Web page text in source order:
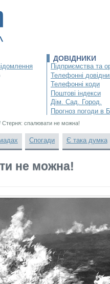
ДОВІДНИКИ
Підприємства та
Телефонні
Телефонні коди
Поштові індекси
Дім. Сад. Город.
Прогноз погоди в
Стерня: спалювати не можна!
Спогади Є така думка
не можна!